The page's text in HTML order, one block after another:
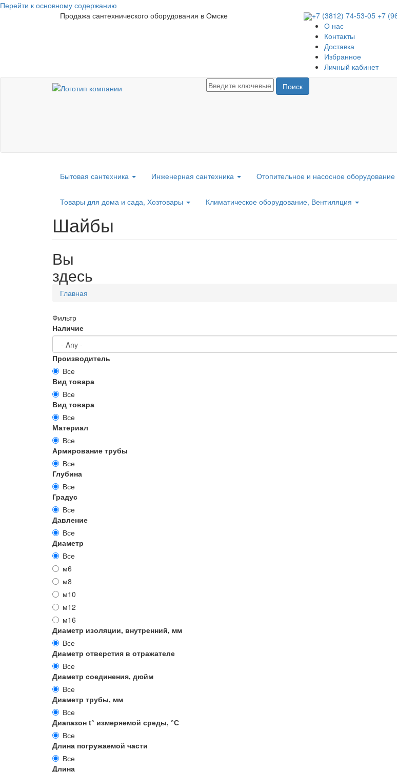
Перейти к основному содержанию
Продажа сантехнического оборудования в Омске
+7 (3812) 74-53-05 +7
О нас
Контакты
Доставка
Избранное
Личный кабинет
Поиск
Бытовая сантехника Инженерная сантехника Отопительное и насосное оборудование
Товары для дома и сада, Хозтовары Климатическое оборудование, Вентиляция
Шайбы
Вы
здесь
Главная
Фильтр
Наличие
Производитель
Все
Вид товара
Все
Вид товара
Все
Материал
Все
Армирование трубы
Все
Глубина
Все
Градус
Все
Давление
Все
Диаметр
Все
м6
м8
м10
м12
м16
Диаметр изоляции, внутренний, мм
Все
Диаметр отверстия в отражателе
Все
Диаметр соединения, дюйм
Все
Диаметр трубы, мм
Все
Диапазон t° измеряемой среды, °С
Все
Длина погружаемой части
Все
Длина